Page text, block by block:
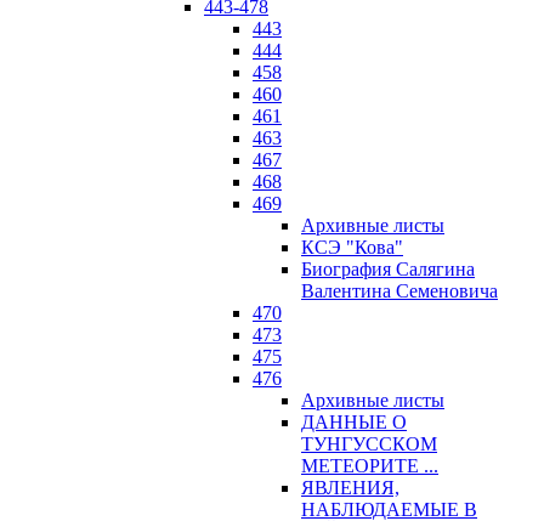
443-478
443
444
458
460
461
463
467
468
469
Архивные листы
КСЭ "Кова"
Биография Салягина
Валентина Семеновича
470
473
475
476
Архивные листы
ДАННЫЕ О
ТУНГУССКОМ
МЕТЕОРИТЕ ...
ЯВЛЕНИЯ,
НАБЛЮДАЕМЫЕ В